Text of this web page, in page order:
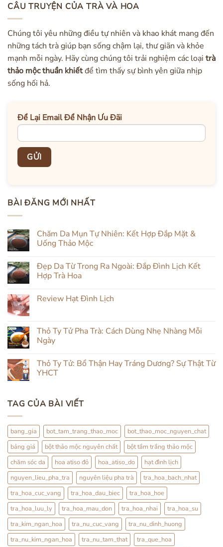
CÂU TRUYỆN CỦA TRÀ VÀ HOA
Chúng tôi yêu những điều tự nhiên và khao khát mang đến
những tách trà giúp bạn sống chậm lại, thư giãn và khỏe
mạnh mỗi ngày. Hãy cùng chúng tôi trải nghiệm các loại trà
thảo mộc thuần khiếtđể tìm thấy sự bình yên giữa nhịp
sống hối hả.
Để Lại Email Để Nhận Ưu Đãi
BÀI ĐĂNG MỚI NHẤT
Chăm Da Mụn Tự Nhiên: Kết Hợp Đắp Mặt &
Uống Thảo Mộc
bình
luận
ở
Mụn
Đắp
Mặt
&
Mộc
Đẹp Da Từ Trong Ra Ngoài: Đắp Đình Lịch Kết
Hợp Trà Hoa
bình
Trong
Ra
Đình
Lịch
Kết
Review Hạt Đình Lịch
luận
Review
Lịch
Thỏ Ty Tử Pha Trà: Cách Dùng Nhẹ Nhàng Mỗi
Ngày
bình
luận
Pha
Trà:
Nhẹ
Nhàng
Mỗi
Ngày
Thỏ Ty Tử: Bổ Thận Hay Tráng Dương? Sự Thật Từ
YHCT
luận
ở
Tử:
Bổ
Thận
Hay
Tráng
Dương?
Sự
Thật
Từ
YHCT
TAG CỦA BÀI VIẾT
bang_gia bot_tam_trang_thao_moc
bot_thao_moc_nguyen_chat
bảng giá
bột thảo mộc nguyên chất
bột tắm trắng thảo mộc
chăm sóc da
hoa atiso đỏ hoa_atiso_do
hạt đình lịch
nguyen_lieu_pha_tra
nguyên liệu pha trà
tra_hoa_bach_nhat
tra_hoa_cuc_vang
tra_hoa_dau_biec
tra_hoa_hoe
tra_hoa_luu_ly
tra_hoa_mau_don tra_hoa_nhai
tra_hoa_su
tra_kim_ngan_hoa
tra_nu_cuc_vang
tra_nu_dinh_huong
tra_nu_kim_ngan_hoa
tra_nu_tam_that
tra_que_hoa